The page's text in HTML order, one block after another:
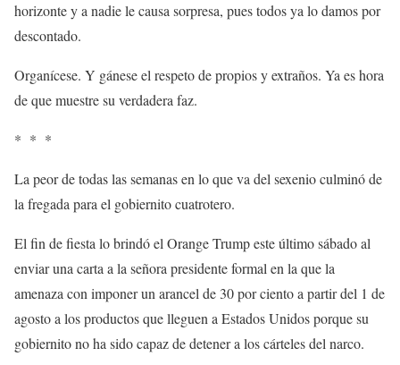
horizonte y a nadie le causa sorpresa, pues todos ya lo damos por
descontado.
Organícese. Y gánese el respeto de propios y extraños. Ya es hora
de que muestre su verdadera faz.
* * *
La peor de todas las semanas en lo que va del sexenio culminó de
la fregada para el gobiernito cuatrotero.
El fin de fiesta lo brindó el Orange Trump este último sábado al
enviar una carta a la señora presidente formal en la que la
amenaza con imponer un arancel de 30 por ciento a partir del 1 de
agosto a los productos que lleguen a Estados Unidos porque su
gobiernito no ha sido capaz de detener a los cárteles del narco.